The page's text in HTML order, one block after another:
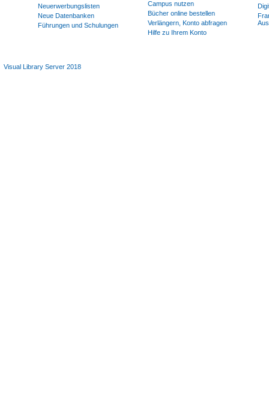
Neuerwerbungslisten
Neue Datenbanken
Führungen und Schulungen
Campus nutzen
Bücher online bestellen
Verlängern, Konto abfragen
Hilfe zu Ihrem Konto
Visual Library Server 2018